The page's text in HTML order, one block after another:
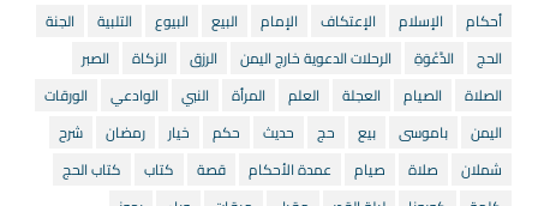
أحكام الإسلام الإعتكاف الإمام البيع البيوع التلبية
الجنة
الحج
الدَّعْوَةِ الرحلات الدعوية خارج اليمن الرزق الزكاة
الصبر
الصلاة
الصيام العجلة العلم المرأة النبي الوادعي
الورقات
اليمن
باموسى بيع حج حديث حكم خيار رمضان
شرح
شملان
صلاة صيام عمدة الأحكام قصة كتاب
كتاب الحج